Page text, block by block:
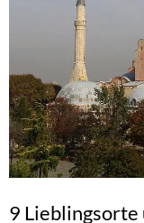
9 Lieblingsorte